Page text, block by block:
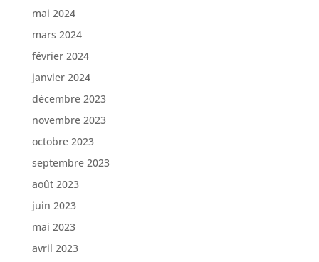
mai 2024
mars 2024
février 2024
janvier 2024
décembre 2023
novembre 2023
octobre 2023
septembre 2023
août 2023
juin 2023
mai 2023
avril 2023